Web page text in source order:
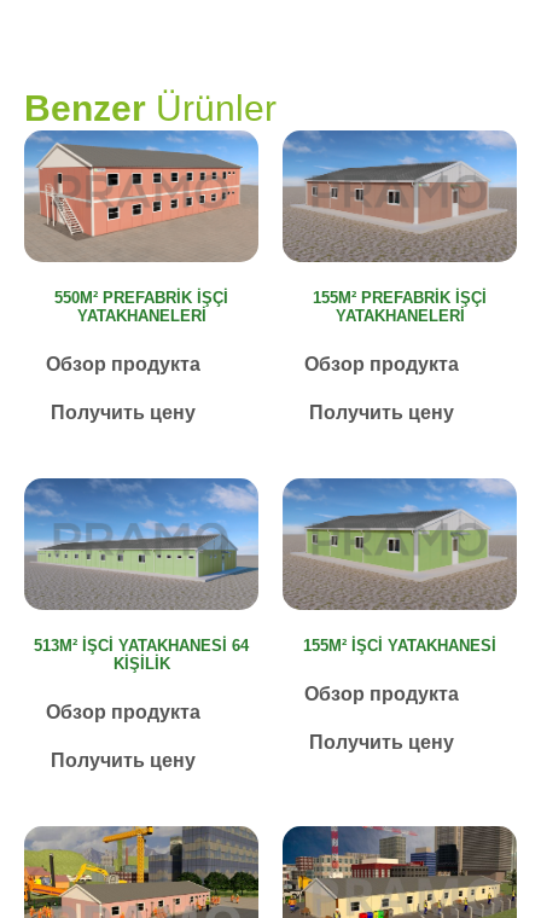
PRAMO
Benzer Ürünler
550M² PREFABRIK İŞÇI
YATAKHANELERI
Обзор продукта
Получить цену
155M² PREFABRIK İŞÇI
YATAKHANELERI
Обзор продукта
Получить цену
513M² İŞCI YATAKHANESI 64
KIŞILIK
Обзор продукта
Получить цену
155M² İŞCI YATAKHANESI
Обзор продукта
Получить цену